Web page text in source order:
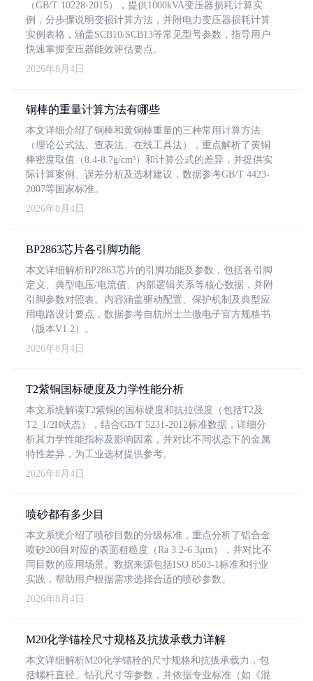
（GB/T 10228-2015），提供1000kVA变压器损耗计算实
例，分步骤说明变损计算方法，并附电力变压器损耗计算
实例表格，涵盖SCB10/SCB13等常见型号参数，指导用户
快速掌握变压器能效评估要点。
2026年8月4日
铜棒的重量计算方法有哪些
本文详细介绍了铜棒和黄铜棒重量的三种常用计算方法
（理论公式法、查表法、在线工具法），重点解析了黄铜
棒密度取值（8.4-8.7g/cm³）和计算公式的差异，并提供实
际计算案例、误差分析及选材建议，数据参考GB/T 4423-
2007等国家标准。
2026年8月4日
BP2863芯片各引脚功能
本文详细解析BP2863芯片的引脚功能及参数，包括各引脚
定义、典型电压/电流值、内部逻辑关系等核心数据，并附
引脚参数对照表。内容涵盖驱动配置、保护机制及典型应
用电路设计要点，数据参考自杭州士兰微电子官方规格书
（版本V1.2）。
2026年8月4日
T2紫铜国标硬度及力学性能分析
本文系统解读T2紫铜的国标硬度和抗拉强度（包括T2及
T2_1/2H状态），结合GB/T 5231-2012标准数据，详细分
析其力学性能指标及影响因素，并对比不同状态下的金属
特性差异，为工业选材提供参考。
2026年8月4日
喷砂都有多少目
本文系统介绍了喷砂目数的分级标准，重点分析了铝合金
喷砂200目对应的表面粗糙度（Ra 3.2-6.3μm），并对比不
同目数的应用场景。数据来源包括ISO 8503-1标准和行业
实践，帮助用户根据需求选择合适的喷砂参数。
2026年8月4日
M20化学锚栓尺寸规格及抗拔承载力详解
本文详细解析M20化学锚栓的尺寸规格和抗拔承载力，包
括螺杆直径、钻孔尺寸等参数，并依据专业标准（如《混